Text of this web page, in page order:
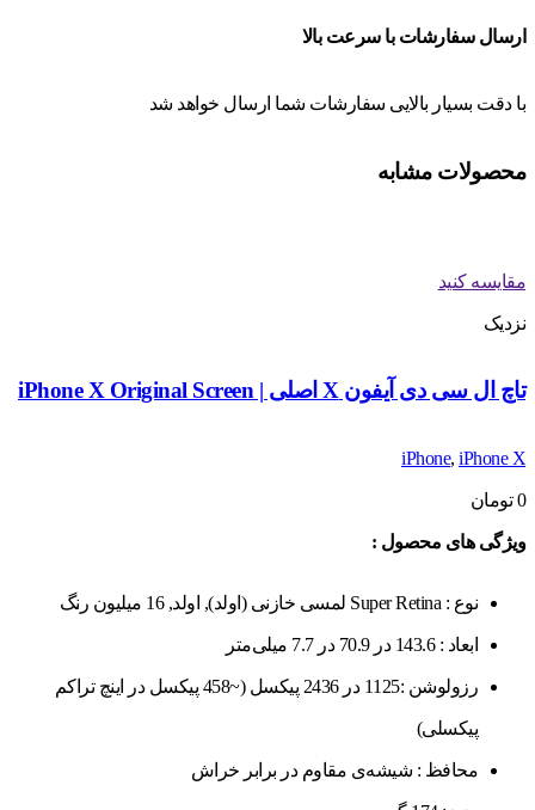
ارسال سفارشات با سرعت بالا
با دقت بسیار بالایی سفارشات شما ارسال خواهد شد
محصولات مشابه
مقایسه کنید
نزدیک
تاچ ال سی دی آیفون X اصلی | iPhone X Original Screen
iPhone, iPhone X
0 تومان
ویژگی های محصول :
نوع : Super Retina لمسی خازنی (اولد), اولد, 16 میلیون رنگ
ابعاد : 143.6 در 70.9 در 7.7 میلی‌متر
رزولوشن :1125 در 2436 پیکسل (~458 پیکسل در اینچ تراکم
پیکسلی)
محافظ : شیشه‌ی مقاوم در برابر خراش